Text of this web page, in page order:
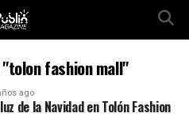
fashion mall"
ago
de la Navidad en Tolón Fashion